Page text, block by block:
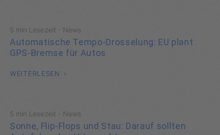
5 min Lesezeit · News
Automatische Tempo-Drosselung: EU plant
GPS-Bremse für Autos
WEITERLESEN
5 min Lesezeit · News
Sonne, Flip-Flops und Stau: Darauf sollten